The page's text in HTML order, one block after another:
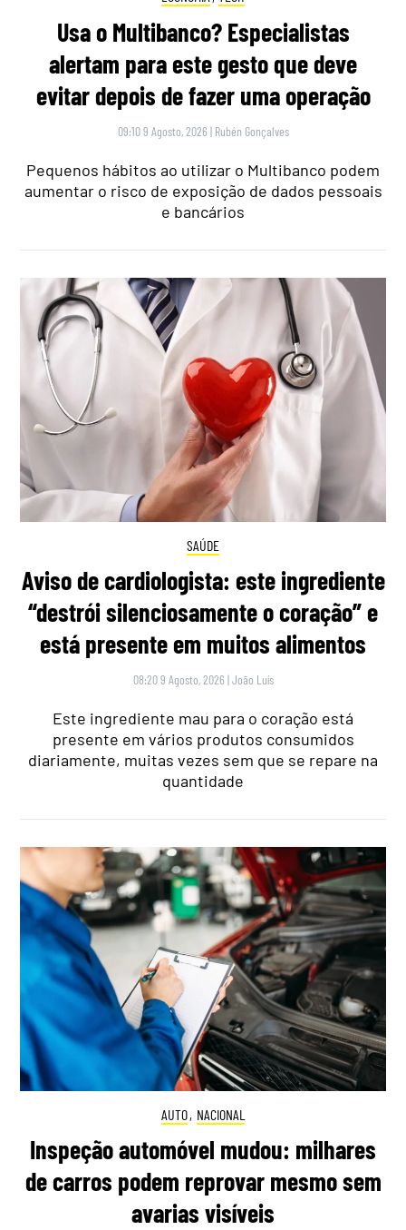
Usa o Multibanco? Especialistas
alertam para este gesto que deve
evitar depois de fazer uma operação
09:10 9 Agosto, 2026 | Rubén Gonçalves
Pequenos hábitos ao utilizar o Multibanco podem
aumentar o risco de exposição de dados pessoais
e bancários
SAÚDE
Aviso de cardiologista: este ingrediente
“destrói silenciosamente o coração” e
está presente em muitos alimentos
08:20 9 Agosto, 2026 |João Luís
Este ingrediente mau para o coração está
presente em vários produtos consumidos
diariamente, muitas vezes sem que se repare na
quantidade
AUTO, NACIONAL
Inspeção automóvel mudou: milhares
de carros podem reprovar mesmo sem
avarias visíveis